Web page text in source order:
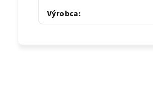
Výrobca: